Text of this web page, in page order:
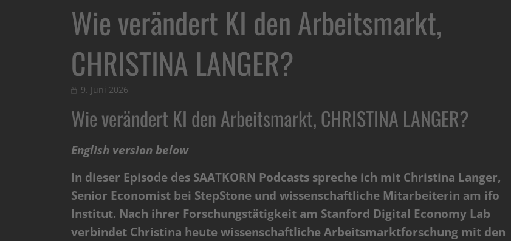
Wie verändert KI den Arbeitsmarkt,
CHRISTINA LANGER?
9. Juni 2026
Wie verändert KI den Arbeitsmarkt, CHRISTINA LANGER?
English version below
In dieser Episode des SAATKORN Podcasts spreche ich mit Christina Langer,
Senior Economist bei StepStone und wissenschaftliche Mitarbeiterin am ifo
Institut. Nach ihrer Forschungstätigkeit am Stanford Digital Economy Lab
verbindet Christina heute wissenschaftliche Arbeitsmarktforschung mit den